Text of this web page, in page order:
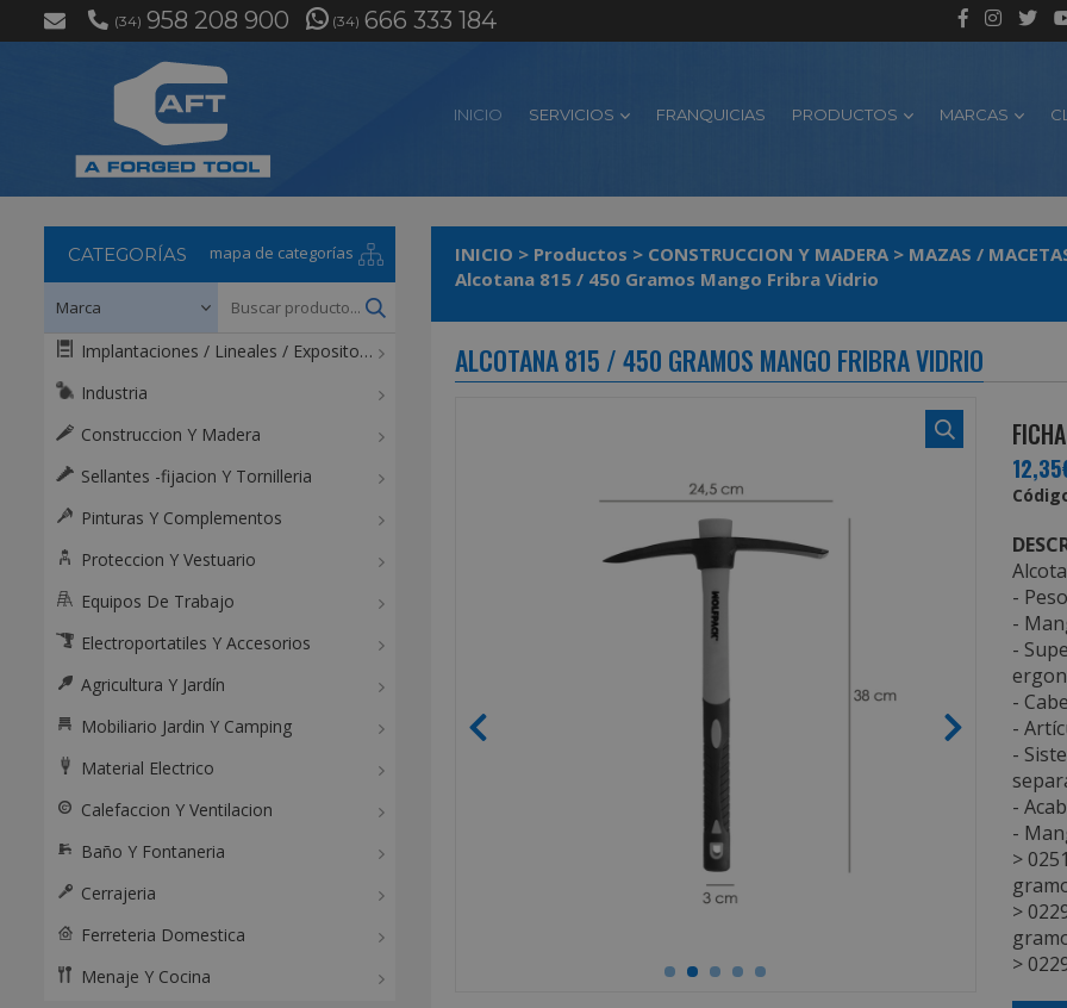
(34) 958 208 900 (34) 666 333 184
INICIO SERVICIOS FRANQUICIAS PRODUCTOS MARCAS
INICIO > Productos > CONSTRUCCION Y MADERA > MAZAS /
Alcotana 815 / 450 Gramos Mango Fribra Vidrio
ALCOTANA 815 / 450 GRAMOS MANGO FRIBRA VIDRIO
-
-
-
-
-
-
-
-
>
>
>
CATEGORÍAS mapa de categorías
Implantaciones / Lineales / Expositores / Mostradores
Industria
Construccion Y Madera
Sellantes -fijacion Y Tornilleria
Pinturas Y Complementos
Proteccion Y Vestuario
Equipos De Trabajo
Electroportatiles Y Accesorios
Agricultura Y Jardín
Mobiliario Jardin Y Camping
Material Electrico
Calefaccion Y Ventilacion
Baño Y Fontaneria
Cerrajeria
Ferreteria Domestica
Menaje Y Cocina